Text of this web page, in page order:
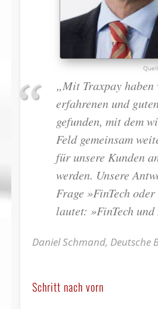
„Mit Traxpay
erfahrenen und
gefunden, mit dem
Feld gemeinsam
für unsere Kunden
werden. Unsere
Frage »FinTech
lautet: »FinTech und
Daniel Schmand, Deutsche
Schritt nach vorn